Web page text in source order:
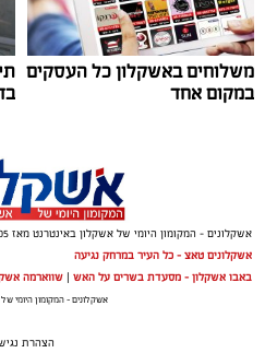
משלוחים באשקלון כל העסקים
במקום אחד
אשקלונים - המקומון היומי של אשקלון באינטרנט מאז 2005
אשקלונים טאצ - כל העיר במרחק נגיעה
באבו אשקלון - מסעדת בשרים על האש | שווארמה
אשקלונים - המקומון היומי
הצהרת